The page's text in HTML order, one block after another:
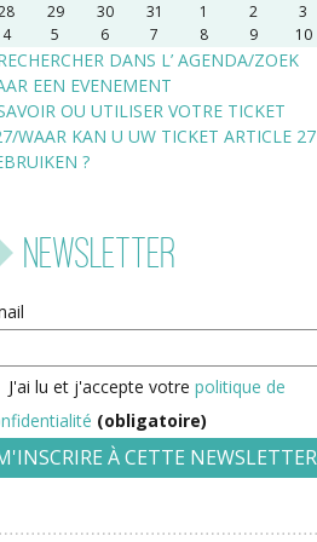
29 30 31 1 2
3
4
5 6 7 8 9 10
DANS L’ AGENDA/ZOEK
EEN EVENEMENT
OU UTILISER VOTRE TICKET
WAAR KAN U UW TICKET ARTICLE 27
?
Newsletter
J'ai lu et j'accepte votre politique de
(obligatoire)